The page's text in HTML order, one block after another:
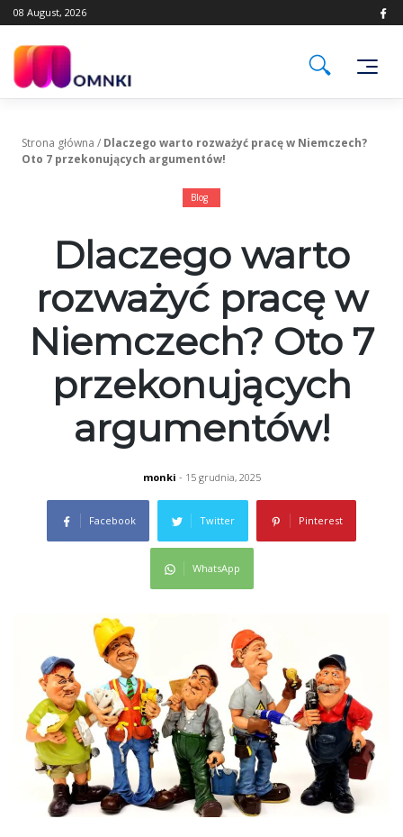
Skip
to
08 August, 2026
Strona główna / Dlaczego warto rozważyć pracę w Niemczech?
Oto 7 przekonujących argumentów!
Blog
Dlaczego warto
rozważyć pracę w
Niemczech? Oto 7
przekonujących
argumentów!
monki - 15 grudnia, 2025
Facebook Twitter Pinterest
WhatsApp